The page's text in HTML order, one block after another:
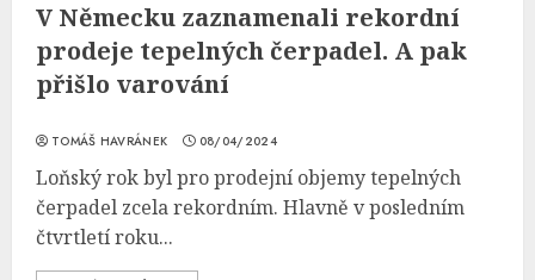
V Německu zaznamenali rekordní
prodeje tepelných čerpadel. A pak
přišlo varování
TOMÁŠ HAVRÁNEK 08/04/2024
Loňský rok byl pro prodejní objemy tepelných
čerpadel zcela rekordním. Hlavně v posledním
čtvrtletí roku...